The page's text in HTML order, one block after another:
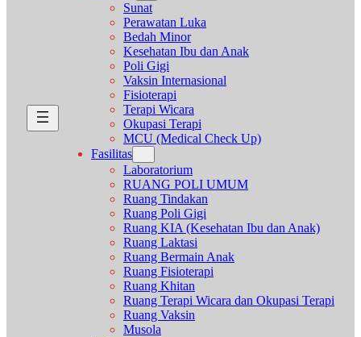
Sunat
Perawatan Luka
Bedah Minor
Kesehatan Ibu dan Anak
Poli Gigi
Vaksin Internasional
Fisioterapi
Terapi Wicara
Okupasi Terapi
MCU (Medical Check Up)
Fasilitas
Laboratorium
RUANG POLI UMUM
Ruang Tindakan
Ruang Poli Gigi
Ruang KIA (Kesehatan Ibu dan Anak)
Ruang Laktasi
Ruang Bermain Anak
Ruang Fisioterapi
Ruang Khitan
Ruang Terapi Wicara dan Okupasi Terapi
Ruang Vaksin
Musola